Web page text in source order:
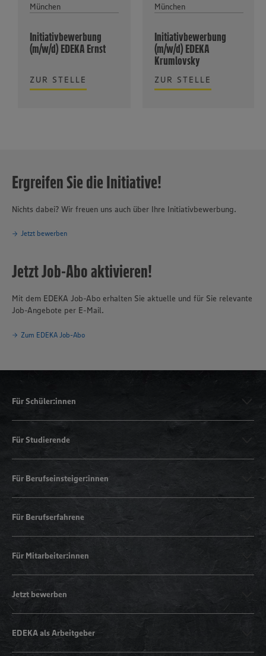
München
Initiativbewerbung
(m/w/d) EDEKA Ernst
ZUR STELLE
München
Initiativbewerbung
(m/w/d) EDEKA
Krumlovsky
ZUR STELLE
Ergreifen Sie die Initiative!
Nichts dabei? Wir freuen uns auch über Ihre Initiativbewerbung.
Jetzt bewerben
Jetzt Job-Abo aktivieren!
Mit dem EDEKA Job-Abo erhalten Sie aktuelle und für Sie relevante
Job-Angebote per E-Mail.
Zum EDEKA Job-Abo
Für Schüler:innen
Für Studierende
Für Berufseinsteiger:innen
Für Berufserfahrene
Für Mitarbeiter:innen
Jetzt bewerben
EDEKA als Arbeitgeber